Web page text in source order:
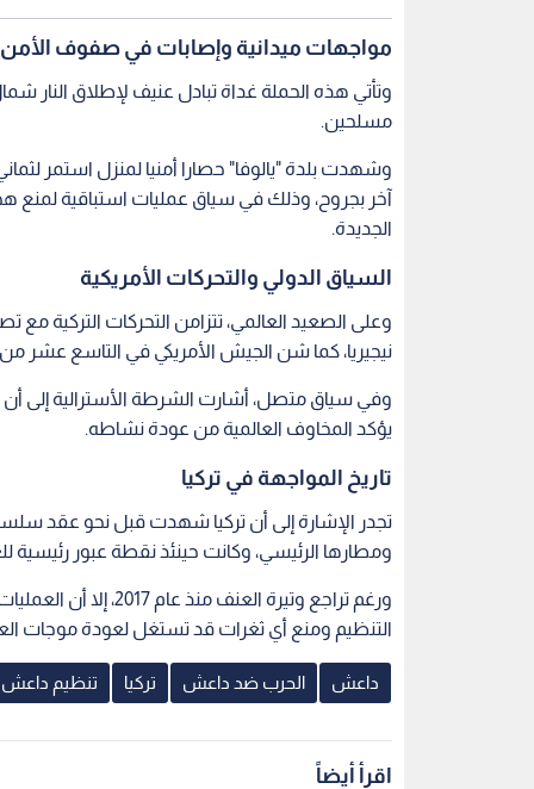
مواجهات ميدانية وإصابات في صفوف الأمن
وتأتي هذه الحملة غداة تبادل عنيف لإطلاق النار
مسلحين.
وشهدت بلدة "يالوفا" حصارا أمنيا لمنزل استمر
آخر بجروح، وذلك في سياق عمليات استباقية لمنع
الجديدة.
السياق الدولي والتحركات الأمريكية
وعلى الصعيد العالمي، تتزامن التحركات التركية
نيجيريا، كما شن الجيش الأمريكي في التاسع
وفي سياق متصل، أشارت الشرطة الأسترالية إلى
يؤكد المخاوف العالمية من عودة نشاطه.
تاريخ المواجهة في تركيا
تجدر الإشارة إلى أن تركيا شهدت قبل نحو عقد
ومطارها الرئيسي، وكانت حينئذ نقطة عبور رئيسية
ورغم تراجع وتيرة
التنظيم ومنع أي ثغرات قد تستغل لعودة موجات
داعش الحرب ضد داعش تركيا تنظيم داعش
اقرأ أيضاً